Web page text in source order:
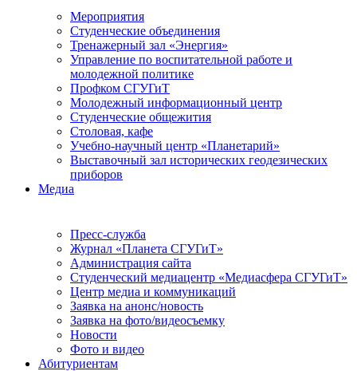
Мероприятия
Студенческие объединения
Тренажерный зал «Энергия»
Управление по воспитательной работе и
молодежной политике
Профком СГУГиТ
Молодежный информационный центр
Студенческие общежития
Столовая, кафе
Учебно-научный центр «Планетарий»
Выставочный зал исторических геодезических
приборов
Медиа
Пресс-служба
Журнал «Планета СГУГиТ»
Администрация сайта
Студенческий медиацентр «Медиасфера СГУГиТ»
Центр медиа и коммуникаций
Заявка на анонс/новость
Заявка на фото/видеосъемку
Новости
Фото и видео
Абитуриентам